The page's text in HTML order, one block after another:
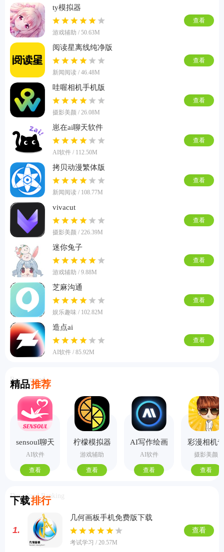
ty模拟器
游戏辅助 / 50.63M
查看
阅读星离线纯净版
新闻阅读 / 46.48M
查看
哇喔相机手机版
摄影美颜 / 26.08M
查看
崽在ai聊天软件
AI软件 / 112.50M
查看
拷贝动漫繁体版
新闻阅读 / 108.77M
查看
vivacut
摄影美颜 / 226.39M
查看
迷你兔子
游戏辅助 / 9.88M
查看
芝麻沟通
娱乐趣味 / 102.82M
查看
造点ai
AI软件 / 85.92M
查看
精品推荐
Recommend
sensoul聊天
AI软件
查看
柠檬模拟器
手机版
游戏辅助
查看
AI写作绘画
视频PPT助
手
AI软件
查看
彩漫相机
业版
摄影美颜
查看
下载排行
Download Ranking
1.
几何画板手机免费版下载
考试学习 / 20.57M
查看